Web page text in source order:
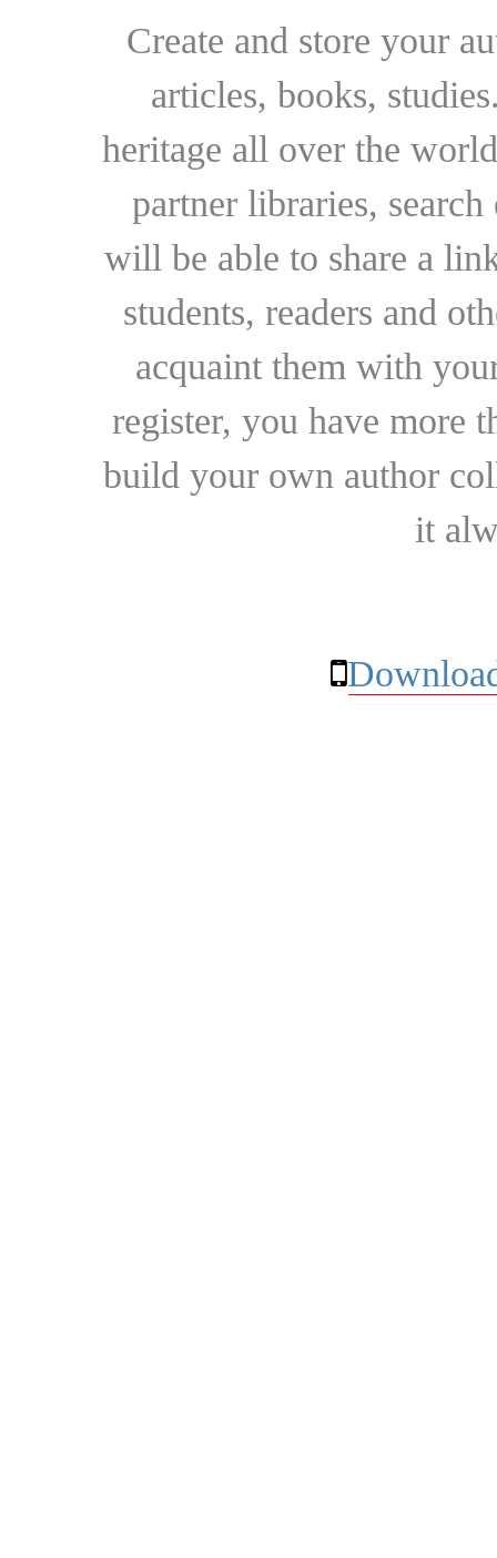
Create and store your
articles, books,
heritage all over the
partner libraries,
will be able to share a
students, readers and
acquaint them with
register, you have more
build your own author
it